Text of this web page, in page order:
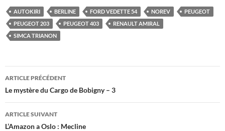
AUTOKIRI BERLINE FORD VEDETTE 54 NOREV
PEUGEOT
PEUGEOT 203
PEUGEOT 403
RENAULT AMIRAL
SIMCA TRIANON
Navigation
des
articles
ARTICLE PRÉCÉDENT
Le mystère du Cargo de Bobigny – 3
ARTICLE SUIVANT
L’Amazon a Oslo : Mecline